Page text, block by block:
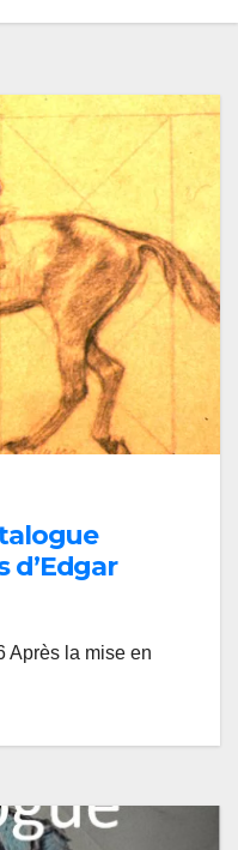
d’Edgar
Après la mise en